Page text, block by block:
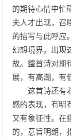
的期待心情中忙
夫人才出现，召
的描写与此呼应
幻想境界。出现
故。整首诗对期
展，有高潮，有
这首诗还有着
感的表现，有明
又有象征性。在
的，意旨明朗，